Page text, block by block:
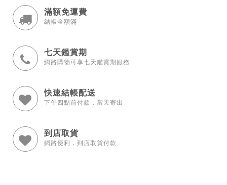
滿額免運費
結帳金額滿
七天鑑賞期
網路購物可享七天鑑賞期服務
快速結帳配送
下午四點前付款，當天寄出
到店取貨
網路便利，到店取貨付款